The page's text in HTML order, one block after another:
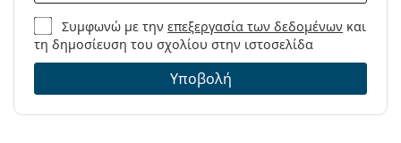
Συμφωνώ με τηνεπεξεργασία των δεδομένων και
τη δημοσίευση του σχολίου στην ιστοσελίδα
Υποβολή